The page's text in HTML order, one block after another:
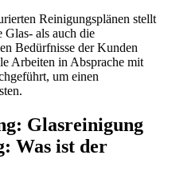
Reinigungsplänen stellt
Glas- als auch die
Bedürfnisse der Kunden
Arbeiten in Absprache mit
um einen
Glasreinigung
Was ist der